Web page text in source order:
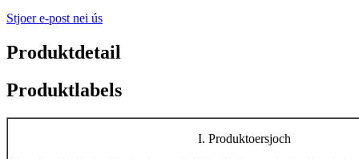
Stjoer e-post nei ús
Produktdetail
Produktlabels
I. Produktoersjoch